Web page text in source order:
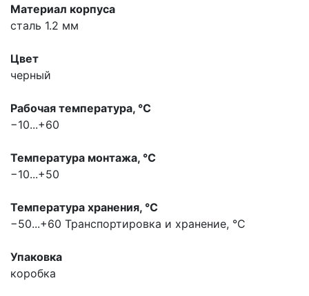
Материал корпуса
сталь 1.2 мм
Цвет
черный
Рабочая температура, °С
−10...+60
Температура монтажа, °С
−10...+50
Температура хранения, °С
−50...+60 Транспортировка и хранение, °С
Упаковка
коробка